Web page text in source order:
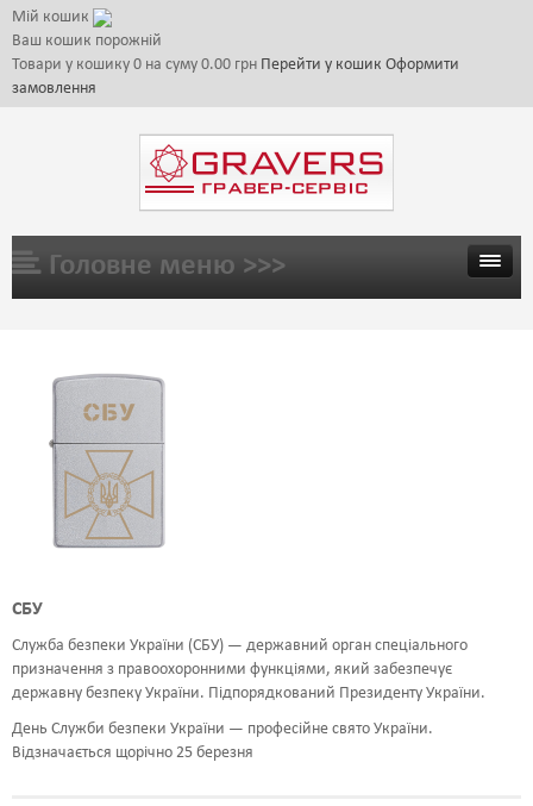
Мій кошик
Ваш кошик порожній
Товари у кошику 0 на суму 0.00 грн Перейти у кошик Оформити
замовлення
Головне меню >>>
ТОВАРИ
ГАЛЕРЕЯ
ШРИФТИ
НАПИСИ
КОНТАКТИ
СБУ
Служба безпеки України (СБУ) — державний орган спеціального
призначення з правоохоронними функціями, який забезпечує
державну безпеку України. Підпорядкований Президенту України.
День Служби безпеки України — професійне свято України.
Відзначається щорічно 25 березня